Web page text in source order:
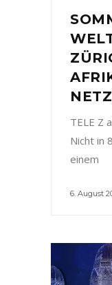
TELE Z
Nicht in
einem
6. August